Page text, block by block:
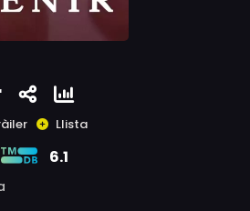
Llista
6.1